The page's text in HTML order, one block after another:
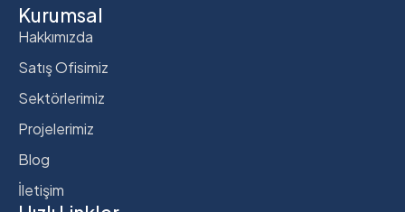
Kurumsal
Hakkımızda
Satış Ofisimiz
Sektörlerimiz
Projelerimiz
Blog
İletişim